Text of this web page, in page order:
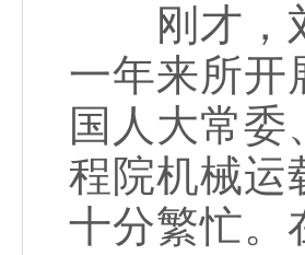
刚才，刘
一年来所开
国人大常
程院机械运
十分繁忙。